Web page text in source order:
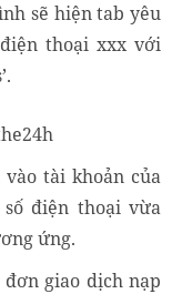
sẽ hiện tab yêu
thoại xxx với
tài khoản của
điện thoại vừa
ứng.
giao dịch nạp